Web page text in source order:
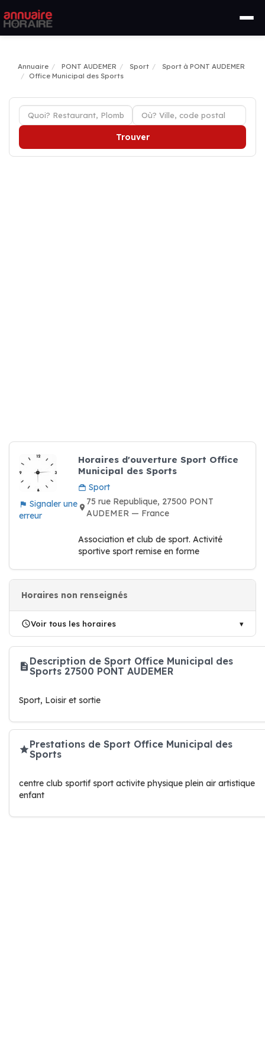
Annuaire PONT AUDEMER Sport
Sport à PONT AUDEMER
Office Municipal des Sports
Trouver
Signaler une
erreur
Horaires d'ouverture Sport Office
Municipal des Sports
Sport
75 rue Republique, 27500 PONT
AUDEMER — France
Association et club de sport. Activité
sportive sport remise en forme
Horaires non renseignés
Voir tous les horaires
Description de Sport Office Municipal des
Sports 27500 PONT AUDEMER
Sport, Loisir et sortie
Prestations de Sport Office Municipal des
Sports
centre club sportif sport activite physique plein air artistique
enfant